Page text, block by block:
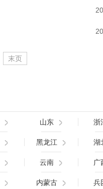
末页
山东 浙
黑龙江 湖
云南 广
内蒙古 兵